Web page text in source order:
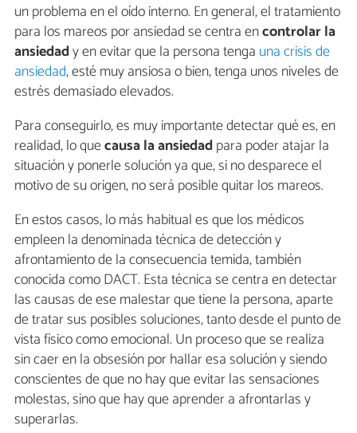
un problema en el oído interno. En general, el tratamiento
para los mareos por ansiedad se centra encontrolar la
ansiedady en evitar que la persona tenga una crisis de
ansiedad, esté muy ansiosa o bien, tenga unos niveles de
estrés demasiado elevados.
Para conseguirlo, es muy importante detectar qué es, en
realidad, lo quecausa la ansiedadpara poder atajar la
situación y ponerle solución ya que, si no desparece el
motivo de su origen, no será posible quitar los mareos.
En estos casos, lo más habitual es que los médicos
empleen la denominada técnica de detección y
afrontamiento de la consecuencia temida, también
conocida como DACT. Esta técnica se centra en detectar
las causas de ese malestar que tiene la persona, aparte
de tratar sus posibles soluciones, tanto desde el punto de
vista físico como emocional. Un proceso que se realiza
sin caer en la obsesión por hallar esa solución y siendo
conscientes de que no hay que evitar las sensaciones
molestas, sino que hay que aprender a afrontarlas y
superarlas.